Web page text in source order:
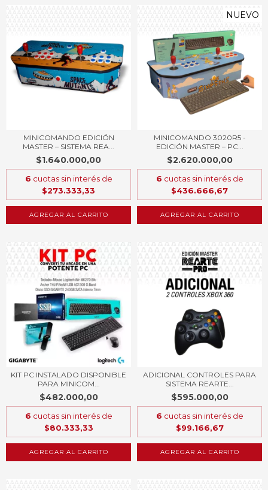
MINICOMANDO EDICIÓN
MASTER – SISTEMA REA...
$1.640.000,00
6 cuotas sin interés de
$273.333,33
AGREGAR AL CARRITO
NUEVO
MINICOMANDO 3020R5 -
EDICIÓN MASTER – PC...
$2.620.000,00
6 cuotas sin interés de
$436.666,67
AGREGAR AL CARRITO
KIT PC INSTALADO DISPONIBLE
PARA MINICOM...
$482.000,00
6 cuotas sin interés de
$80.333,33
ADICIONAL CONTROLES PARA
SISTEMA REARTE...
$595.000,00
6 cuotas sin interés de
$99.166,67